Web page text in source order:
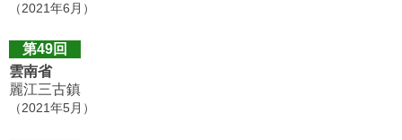
（2021年6月）
第49回
雲南省
麗江三古鎮
（2021年5月）